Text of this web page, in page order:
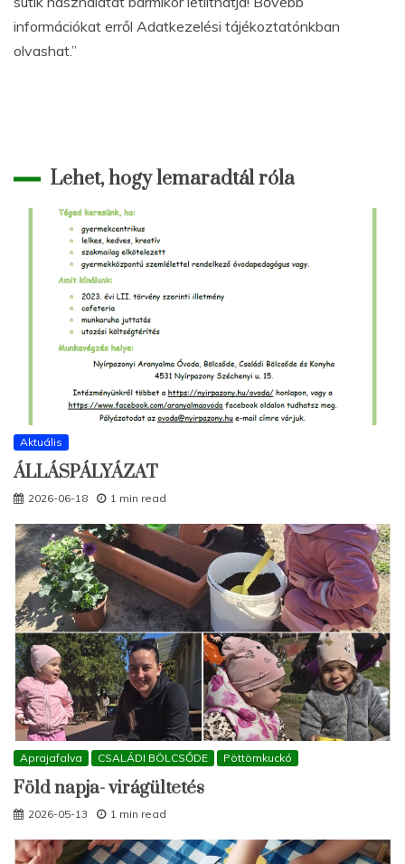
információkat erről Adatkezelési tájékoztatónkban
olvashat.”
Lehet, hogy lemaradtál róla
Aktuális
ÁLLÁSPÁLYÁZAT
2026-06-18 1 min read
Aprajafalva CSALÁDI BÖLCSŐDE Pöttömkuckó
Föld napja- virágültetés
2026-05-13 1 min read